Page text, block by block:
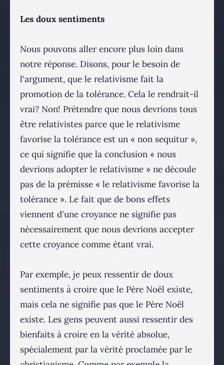
Les doux sentiments
Nous pouvons aller encore plus loin dans
notre réponse. Disons, pour le besoin de
l'argument, que le relativisme fait la
promotion de la tolérance. Cela le rendrait-il
vrai? Non! Prétendre que nous devrions tous
être relativistes parce que le relativisme
favorise la tolérance est un « non sequitur »,
ce qui signifie que la conclusion « nous
devrions adopter le relativisme » ne découle
pas de la prémisse « le relativisme favorise la
tolérance ». Le fait que de bons effets
viennent d'une croyance ne signifie pas
nécessairement que nous devrions accepter
cette croyance comme étant vrai.
Par exemple, je peux ressentir de doux
sentiments à croire que le Père Noël existe,
mais cela ne signifie pas que le Père Noël
existe. Les gens peuvent aussi ressentir des
bienfaits à croire en la vérité absolue,
spécialement par la vérité proclamée par le